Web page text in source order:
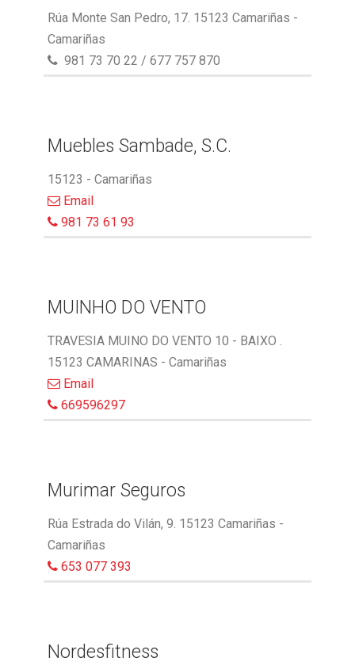
Rúa Monte San Pedro, 17. 15123 Camariñas -
Camariñas
981 73 70 22 / 677 757 870
Muebles Sambade, S.C.
15123 - Camariñas
Email
981 73 61 93
MUINHO DO VENTO
TRAVESIA MUINO DO VENTO 10 - BAIXO .
15123 CAMARINAS - Camariñas
Email
669596297
Murimar Seguros
Rúa Estrada do Vilán, 9. 15123 Camariñas -
Camariñas
653 077 393
Nordesfitness